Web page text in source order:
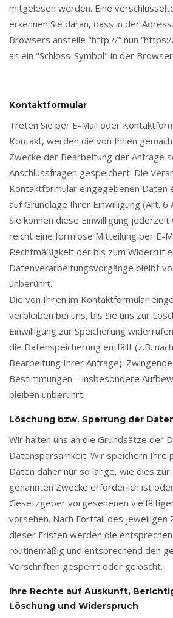
mitgelesen werden. Eine
erkennen Sie daran, dass in der
Browsers anstelle "http://” nun
an ein "Schloss-Symbol" in der
Kontaktformular
Treten Sie per E-Mail oder
Kontakt, werden die von Ihnen
Zwecke der Bearbeitung der Anfrage
Anschlussfragen gespeichert. Die
Kontaktformular eingegebenen Daten
auf Grundlage Ihrer Einwilligung (Art. 6
Sie können diese Einwilligung
reicht eine formlose Mitteilung per E-
Rechtmäßigkeit der bis zum Widerruf
Datenverarbeitungsvorgänge bleibt
unberührt.
Die von Ihnen im Kontaktformular
verbleiben bei uns, bis Sie uns zur
Einwilligung zur Speicherung
die Datenspeicherung entfällt (z.B.
Bearbeitung Ihrer Anfrage).
Bestimmungen – insbesondere
bleiben unberührt.
Löschung bzw. Sperrung der
Wir halten uns an die Grundsätze der
Datensparsamkeit. Wir speichern Ihre
Daten daher nur so lange, wie dies
genannten Zwecke erforderlich ist
Gesetzgeber vorgesehenen
vorsehen. Nach Fortfall des jeweiligen
dieser Fristen werden die
routinemäßig und entsprechend den
Vorschriften gesperrt oder gelöscht.
Ihre Rechte auf Auskunft,
Löschung und Widerspruch